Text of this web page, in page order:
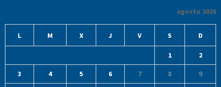
agosto 2026
L M X J V S D
1 2
3 4 5 6 7 8 9